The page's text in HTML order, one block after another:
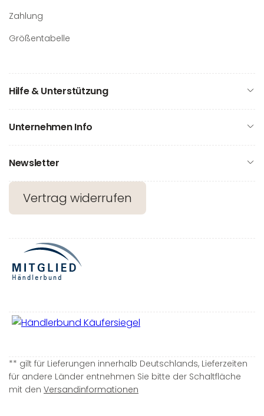
Zahlung
Größentabelle
Hilfe & Unterstützung
Unternehmen Info
Newsletter
Vertrag widerrufen
** gilt für Lieferungen innerhalb Deutschlands, Lieferzeiten
für andere Länder entnehmen Sie bitte der Schaltfläche
mit den Versandinformationen